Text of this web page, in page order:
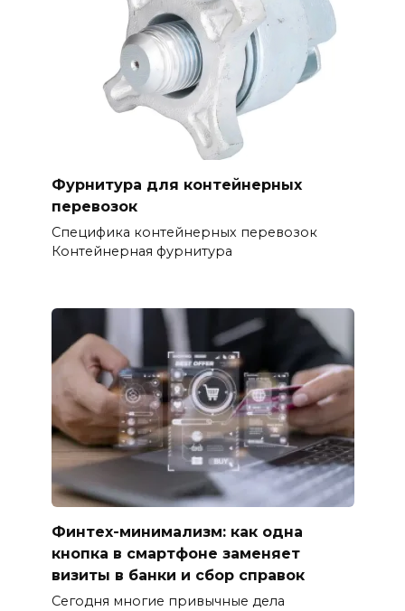
Фурнитура для контейнерных
перевозок
Специфика контейнерных перевозок
Контейнерная фурнитура
Финтех-минимализм: как одна
кнопка в смартфоне заменяет
визиты в банки и сбор справок
Сегодня многие привычные дела